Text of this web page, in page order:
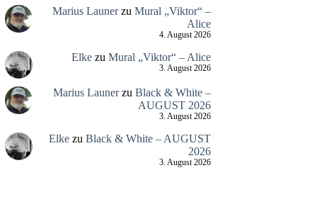
Marius Launerzu Mural „Viktor“ –
Alice
4. August 2026
Elkezu Mural „Viktor“ – Alice
3. August 2026
Marius Launerzu Black & White –
AUGUST 2026
3. August 2026
Elkezu Black & White – AUGUST
2026
3. August 2026